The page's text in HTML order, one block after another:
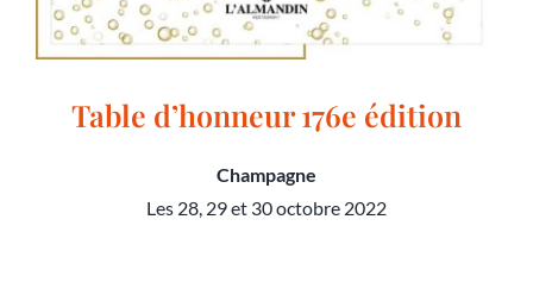
Table d’honneur 176e édition
Champagne
Les 28, 29 et 30 octobre 2022